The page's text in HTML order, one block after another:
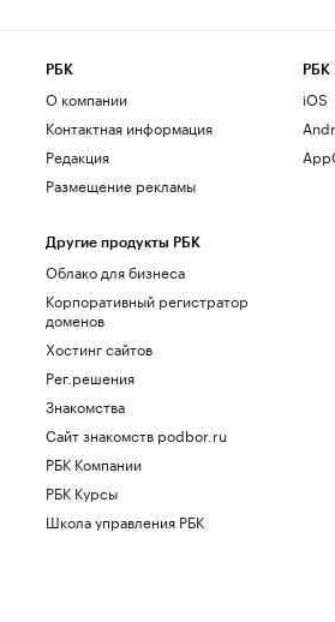
РБК
О компании
Контактная информация
Редакция
Размещение рекламы
Другие продукты РБК
Облако для бизнеса
Корпоративный регистратор
доменов
Хостинг сайтов
Рег.решения
Знакомства
Сайт знакомств podbor.ru
РБК Компании
РБК Курсы
Школа управления РБК
РБК
iOS